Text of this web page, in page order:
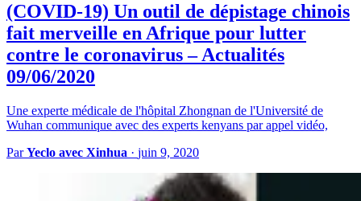
(COVID-19) Un outil de dépistage chinois
fait merveille en Afrique pour lutter
contre le coronavirus – Actualités
09/06/2020
Une experte médicale de l'hôpital Zhongnan de l'Université de
Wuhan communique avec des experts kenyans par appel vidéo,
ParYeclo avec Xinhua · juin 9, 2020